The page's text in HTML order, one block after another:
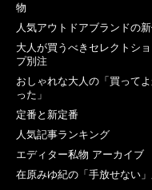
物
人気アウトドアブランドの
大人が買うべきセレクトショ
プ別注
おしゃれな大人の「買って
った」
定番と新定番
人気記事ランキング
エディター私物 アーカイブ
在原みゆ紀の「手放せない